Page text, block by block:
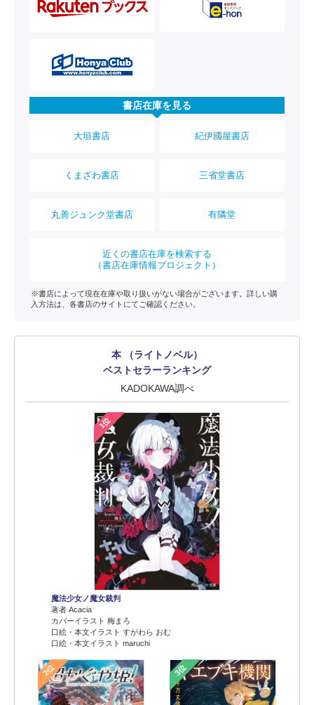
書店在庫を見る
大垣書店 紀伊國屋書店
くまざわ書店 三省堂書店
丸善ジュンク堂書店 有隣堂
近くの書店在庫を検索する
（書店在庫情報プロジェクト）
※書店によって現在在庫や取り扱いがない場合がございます。詳しい購
入方法は、各書店のサイトにてご確認ください。
本 （ライトノベル）
ベストセラーランキング
KADOKAWA調べ
1位
魔法少女ノ魔女裁判
著者 Acacia
カバーイラスト 梅まろ
口絵・本文イラスト すがわら おむ
口絵・本文イラスト maruchi
2位 3位